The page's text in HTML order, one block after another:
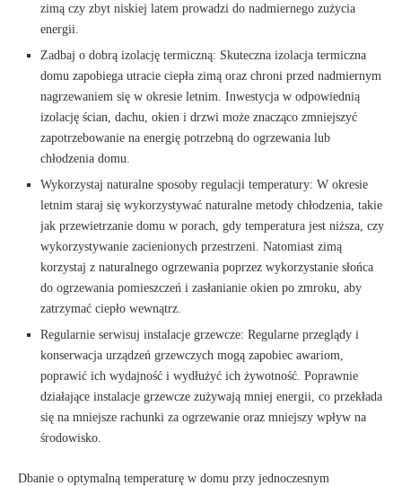
zimą czy zbyt niskiej latem prowadzi do nadmiernego zużycia
energii.
Zadbaj o dobrą izolację termiczną: Skuteczna izolacja termiczna
domu zapobiega utracie ciepła zimą oraz chroni przed nadmiernym
nagrzewaniem się w okresie letnim. Inwestycja w odpowiednią
izolację ścian, dachu, okien i drzwi może znacząco zmniejszyć
zapotrzebowanie na energię potrzebną do ogrzewania lub
chłodzenia domu.
Wykorzystaj naturalne sposoby regulacji temperatury: W okresie
letnim staraj się wykorzystywać naturalne metody chłodzenia, takie
jak przewietrzanie domu w porach, gdy temperatura jest niższa, czy
wykorzystywanie zacienionych przestrzeni. Natomiast zimą
korzystaj z naturalnego ogrzewania poprzez wykorzystanie słońca
do ogrzewania pomieszczeń i zasłanianie okien po zmroku, aby
zatrzymać ciepło wewnątrz.
Regularnie serwisuj instalacje grzewcze: Regularne przeglądy i
konserwacja urządzeń grzewczych mogą zapobiec awariom,
poprawić ich wydajność i wydłużyć ich żywotność. Poprawnie
działające instalacje grzewcze zużywają mniej energii, co przekłada
się na mniejsze rachunki za ogrzewanie oraz mniejszy wpływ na
środowisko.
Dbanie o optymalną temperaturę w domu przy jednoczesnym